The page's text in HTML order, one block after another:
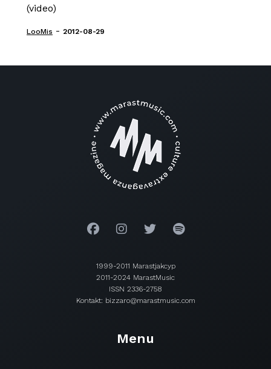
(video)
LooMis - 2012-08-29
1999-2011 Marastjakcyp
2011-2024 MarastMusic
ISSN 2336-2758
Kontakt: bizzaro@marastmusic.com
Menu